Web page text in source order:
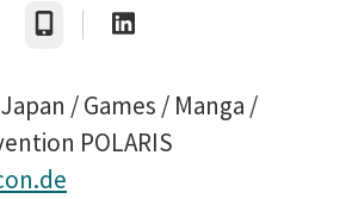
Telefon
/ Games / Manga /
POLARIS